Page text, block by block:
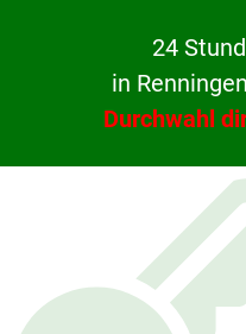
24
in
Durchwahl